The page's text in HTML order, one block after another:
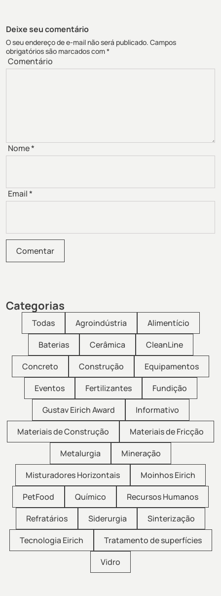
Deixe seu comentário
O seu endereço de e-mail não será publicado. Campos
obrigatórios são marcados com*
Comentário
Nome*
Email*
Categorias
Todas Agroindústria
Alimentício
Baterias
Cerâmica
CleanLine
Concreto
Construção
Equipamentos
Eventos
Fertilizantes
Fundição
Gustav Eirich Award
Informativo
Materiais de Construção
Materiais de Fricção
Metalurgia
Mineração
Misturadores Horizontais
Moinhos Eirich
PetFood
Químico
Recursos Humanos
Refratários
Siderurgia
Sinterização
Tecnologia Eirich
Tratamento de superfícies
Vidro